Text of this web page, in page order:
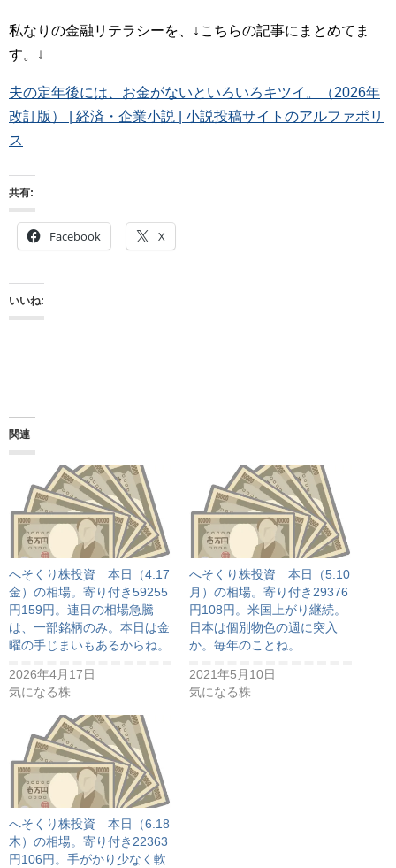
私なりの金融リテラシーを、↓こちらの記事にまとめてま
す。↓
夫の定年後には、お金がないといろいろキツイ。（2026年
改訂版） | 経済・企業小説 | 小説投稿サイトのアルファポリ
ス
共有:
Facebook X
いいね:
関連
へそくり株投資 本日（4.17
金）の相場。寄り付き59255
円159円。連日の相場急騰
は、一部銘柄のみ。本日は金
曜の手じまいもあるからね。
2026年4月17日
気になる株
へそくり株投資 本日（5.10
月）の相場。寄り付き29376
円108円。米国上がり継続。
日本は個別物色の週に突入
か。毎年のことね。
2021年5月10日
気になる株
へそくり株投資 本日（6.18
木）の相場。寄り付き22363
円106円。手がかり少なく軟